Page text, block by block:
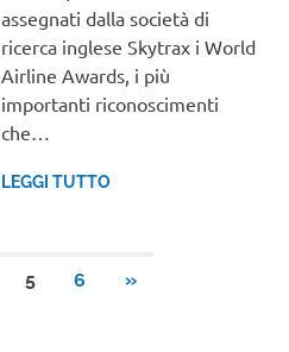
assegnati dalla società di
ricerca inglese Skytrax i World
Airline Awards, i più
importanti riconoscimenti
che…
LEGGI TUTTO
5 6
ARTICOLI
»